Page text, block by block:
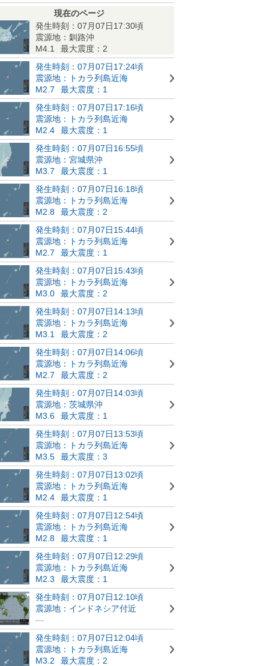
現在のページ
発生時刻：07月07日17:30頃
震源地：釧路沖
M4.1
最大震度：2
発生時刻：07月07日17:24頃
震源地：トカラ列島近海
M2.7
最大震度：1
発生時刻：07月07日17:16頃
震源地：トカラ列島近海
M2.4
最大震度：1
発生時刻：07月07日16:55頃
震源地：宮城県沖
M3.7
最大震度：1
発生時刻：07月07日16:18頃
震源地：トカラ列島近海
M2.8
最大震度：2
発生時刻：07月07日15:44頃
震源地：トカラ列島近海
M2.7
最大震度：1
発生時刻：07月07日15:43頃
震源地：トカラ列島近海
M3.0
最大震度：2
発生時刻：07月07日14:13頃
震源地：トカラ列島近海
M3.1
最大震度：2
発生時刻：07月07日14:06頃
震源地：トカラ列島近海
M2.7
最大震度：2
発生時刻：07月07日14:03頃
震源地：茨城県沖
M3.6
最大震度：1
発生時刻：07月07日13:53頃
震源地：トカラ列島近海
M3.5
最大震度：3
発生時刻：07月07日13:02頃
震源地：トカラ列島近海
M2.4
最大震度：1
発生時刻：07月07日12:54頃
震源地：トカラ列島近海
M2.8
最大震度：1
発生時刻：07月07日12:29頃
震源地：トカラ列島近海
M2.3
最大震度：1
発生時刻：07月07日12:10頃
震源地：インドネシア付近
---
発生時刻：07月07日12:04頃
震源地：トカラ列島近海
M3.2
最大震度：2